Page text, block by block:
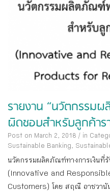
รายงาน “นวัตกรรม
ผิดชอบสำหรับลูกค้าร
Post on March 2, 2018 / in
Sustainable Banking,
นวัตกรรมผลิตภัณฑ์ทางการเงินที่
(Innovative and
Customers) โดย สฤณี อาชวา